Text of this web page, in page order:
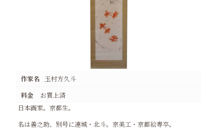
作家名
玉村方久斗
料金
お買上済
日本画家。京都生。
名は善之助、別号に連城・北斗。京美工・京都絵専卒。